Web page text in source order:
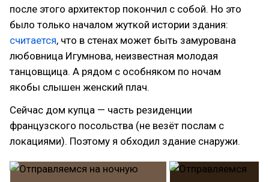
после этого архитектор покончил с собой. Но это
было только началом жуткой истории здания:
считается, что в стенах может быть замурована
любовница Игумнова, неизвестная молодая
танцовщица. А рядом с особняком по ночам
якобы слышен женский плач.
Сейчас дом купца — часть резиденции
французского посольства (не везёт послам с
локациями). Поэтому я обходил здание снаружи.